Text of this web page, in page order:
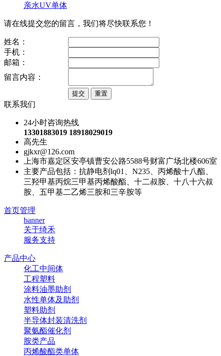
亲水UV单体
请在线提交您的留言，我们将尽快联系您！
姓名：
手机：
邮箱：
留言内容：
联系我们
24小时咨询热线
13301883019 18918029019
高先生
gjkxr@126.com
上海市嘉定区安亭镇曹安公路5588号财富广场北楼606室
主要产品包括：抗静电剂lq01、N235、丙烯酸十八酯、
三羟甲基丙烷三甲基丙烯酸酯、十二叔胺、十八十六叔
胺、五甲基二乙烯三胺和三辛胺等
首页管理
banner
关于绮禾
服务支持
产品中心
化工中间体
工程塑料
涂料油墨助剂
水性单体及助剂
塑料助剂
半导体封装清洗剂
聚氨酯催化剂
胺类产品
丙烯酸酯类单体